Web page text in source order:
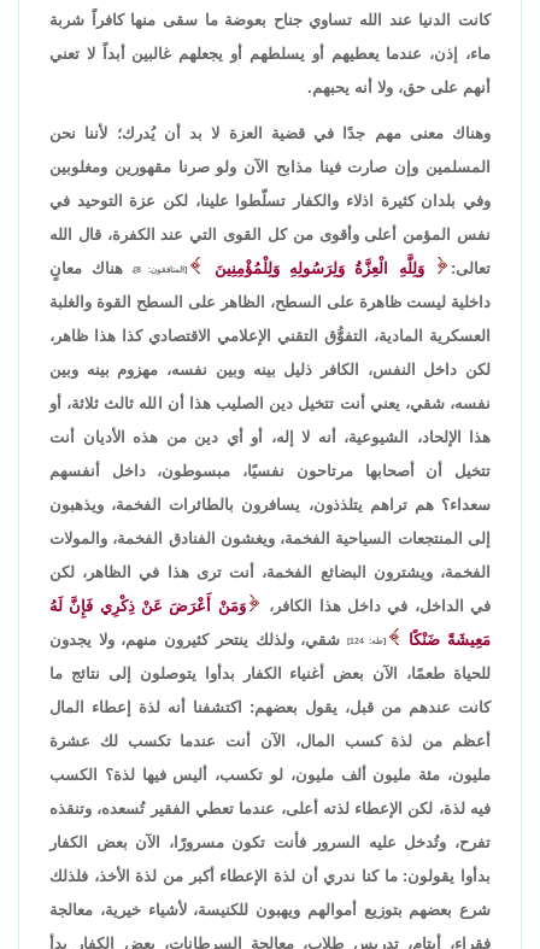
كانت الدنيا عند الله تساوي جناح بعوضة ما سقى منها كافراً شربة
ماء، إذن، عندما يعطيهم أو يسلطهم أو يجعلهم غالبين أبداً لا تعني
أنهم على حق، ولا أنه يحبهم.
وهناك معنى مهم جدًا في قضية العزة لا بد أن يُدرك؛ لأننا نحن
المسلمين وإن صارت فينا مذابح الآن ولو صرنا مقهورين ومغلوبين
وفي بلدان كثيرة اذلاء والكفار تسلّطوا علينا، لكن عزة التوحيد في
نفس المؤمن أعلى وأقوى من كل القوى التي عند الكفرة، قال الله
تعالى:
وَلِلَّهِ الْعِزَّةُ وَلِرَسُولِهِ وَلِلْمُؤْمِنِينَ [المنافقون: 8]،
هناك معانٍ
داخلية ليست ظاهرة على السطح، الظاهر على السطح القوة والغلبة
العسكرية المادية، التفوُّق التقني الإعلامي الاقتصادي كذا هذا ظاهر،
لكن داخل النفس، الكافر ذليل بينه وبين نفسه، مهزوم بينه وبين
نفسه، شقي، يعني أنت تتخيل دين الصليب هذا أن الله ثالث ثلاثة، أو
هذا الإلحاد، الشيوعية، أنه لا إله، أو أي دين من هذه الأديان أنت
تتخيل أن أصحابها مرتاحون نفسيًا، مبسوطون، داخل أنفسهم
سعداء؟ هم تراهم يتلذذون، يسافرون بالطائرات الفخمة، ويذهبون
إلى المنتجعات السياحية الفخمة، ويغشون الفنادق الفخمة، والمولات
الفخمة، ويشترون البضائع الفخمة، أنت ترى هذا في الظاهر، لكن
في الداخل، في داخل هذا الكافر،
وَمَنْ أَعْرَضَ عَنْ ذِكْرِي فَإِنَّ لَهُ
مَعِيشَةً ضَنْكًا
[طه: 124]
شقي، ولذلك ينتحر كثيرون منهم، ولا يجدون
للحياة طعمًا، الآن بعض أغنياء الكفار بدأوا يتوصلون إلى نتائج ما
كانت عندهم من قبل، يقول بعضهم: اكتشفنا أنه لذة إعطاء المال
أعظم من لذة كسب المال، الآن أنت عندما تكسب لك عشرة
مليون، مئة مليون ألف مليون، لو تكسب، أليس فيها لذة؟ الكسب
فيه لذة، لكن الإعطاء لذته أعلى، عندما تعطي الفقير تُسعده، وتنقذه
تفرح، وتُدخل عليه السرور فأنت تكون مسرورًا، الآن بعض الكفار
بدأوا يقولون: ما كنا ندري أن لذة الإعطاء أكبر من لذة الأخذ، فلذلك
شرع بعضهم بتوزيع أموالهم ويهبون للكنيسة، لأشياء خيرية، معالجة
فقراء، أيتام، تدريس طلاب، معالجة السرطانات، بعض الكفار بدأ